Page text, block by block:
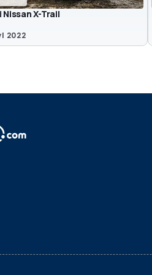
Nissan X-Trail
2022